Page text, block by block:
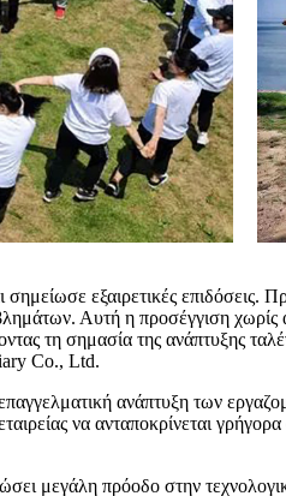
σημείωσε εξαιρετικές
Αυτή η προσέγγιση
τη σημασία της ανάπτυξης
Co., Ltd.
ανάπτυξη των
να ανταποκρίνεται
πρόοδο στην